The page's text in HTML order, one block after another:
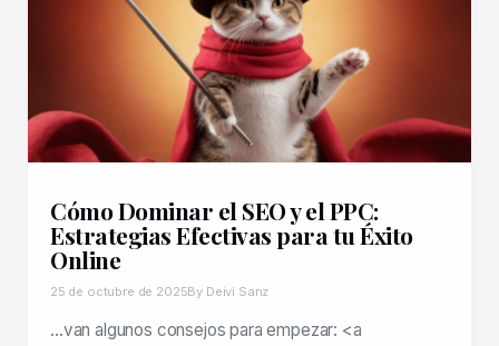
Cómo Dominar el SEO y el PPC:
Estrategias Efectivas para tu Éxito
Online
25 de octubre de 2025By Deivi Sanz
…van algunos consejos para empezar: <a